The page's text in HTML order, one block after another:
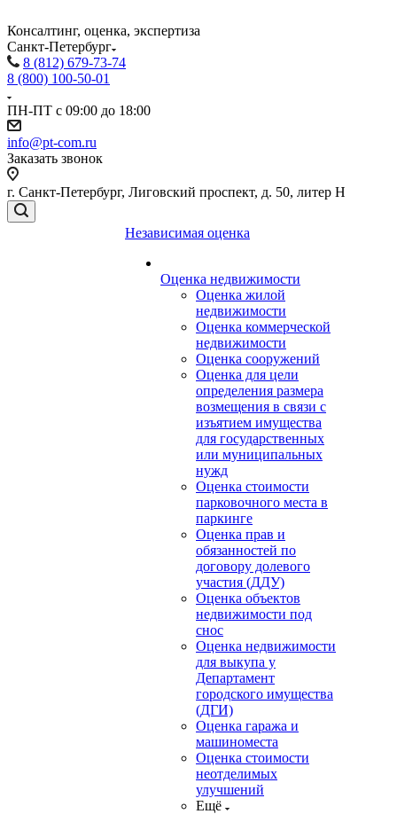
Консалтинг, оценка, экспертиза
Санкт-Петербург
8 (812) 679-73-74
8 (800) 100-50-01
ПН-ПТ с 09:00 до 18:00
info@pt-com.ru
Заказать звонок
г. Санкт-Петербург, Лиговский проспект, д. 50, литер Н
Независимая оценка
Оценка недвижимости
Оценка жилой
недвижимости
Оценка коммерческой
недвижимости
Оценка сооружений
Оценка для цели
определения размера
возмещения в связи с
изъятием имущества
для государственных
или муниципальных
нужд
Оценка стоимости
парковочного места в
паркинге
Оценка прав и
обязанностей по
договору долевого
участия (ДДУ)
Оценка объектов
недвижимости под
снос
Оценка недвижимости
для выкупа у
Департамент
городского имущества
(ДГИ)
Оценка гаража и
машиноместа
Оценка стоимости
неотделимых
улучшений
Ещё